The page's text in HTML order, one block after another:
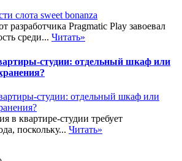
разработчика Pragmatic Play завоевал
среди... Читать»
студии: отдельный шкаф или
в квартире-студии требует
поскольку... Читать»